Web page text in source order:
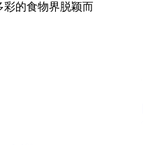
彩的食物界脱颖而